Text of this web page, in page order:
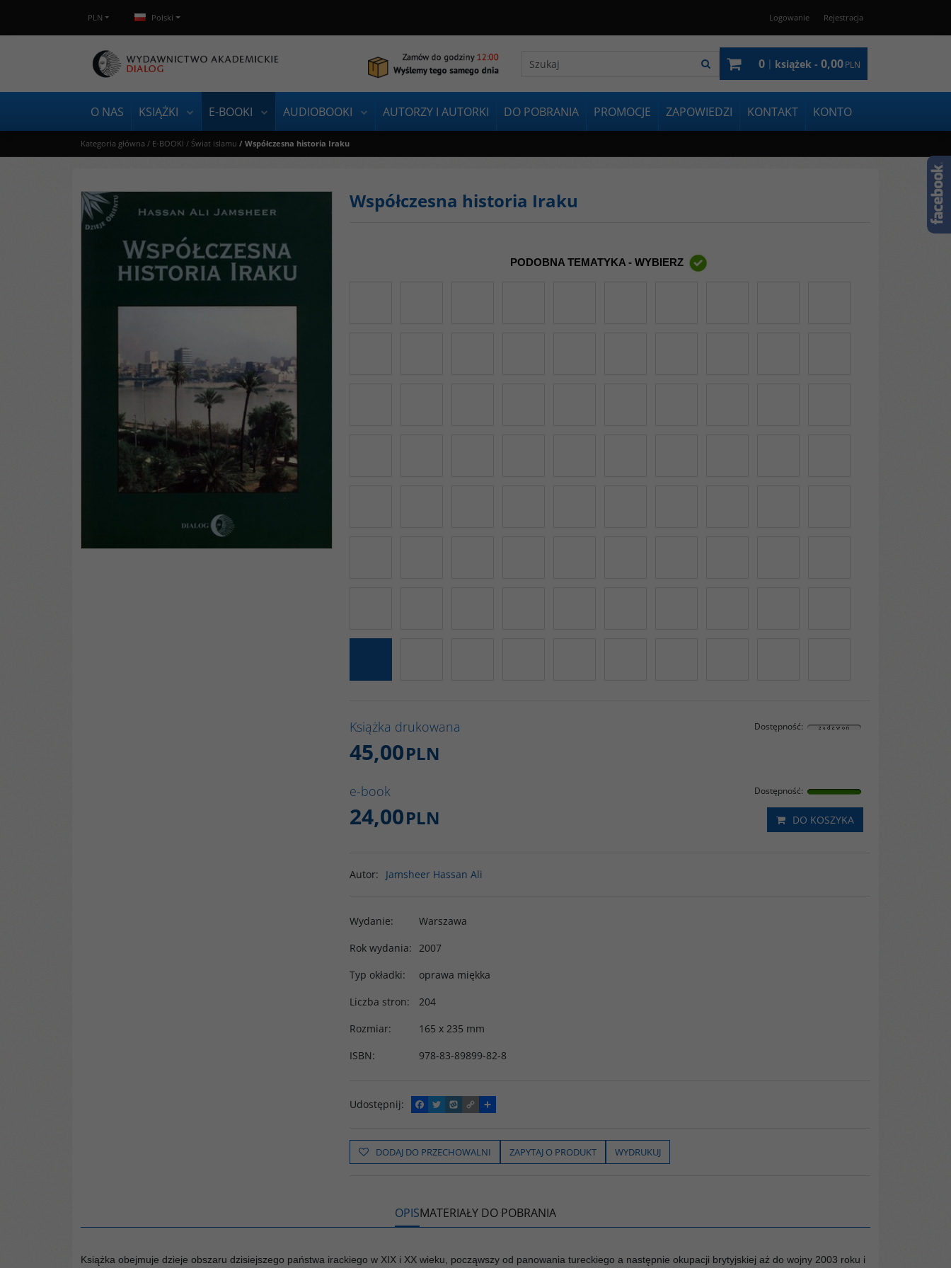
PLN Polski Logowanie Rejestracja
0 | książek - 0,00PLN
O NAS KSIĄŻKI E-BOOKI AUDIOBOOKI AUTORZY I AUTORKI DO POBRANIA PROMOCJE ZAPOWIEDZI KONTAKT KONTO
Kategoria główna / E-BOOKI / Świat islamu / Współczesna historia Iraku
Współczesna historia Iraku
PODOBNA TEMATYKA - WYBIERZ
Książka drukowana Dostępność:
45,00PLN
e-book Dostępność:
24,00PLN DO KOSZYKA
Autor: Jamsheer Hassan Ali
Wydanie:
Warszawa
Rok wydania: 2007
Typ okładki:
oprawa miękka
Liczba stron:
204
Rozmiar:
165 x 235 mm
ISBN: 978-83-89899-82-8
Udostępnij:
F
a
e
b
o
T
w
t
t
e
W
y
o
p
C
o
y
L
i
P
o
z
i
e
ę
DODAJ DO PRZECHOWALNI ZAPYTAJ O PRODUKT WYDRUKUJ
OPISMATERIAŁY DO POBRANIA
Książka obejmuje dzieje obszaru dzisiejszego państwa irackiego w XIX i XX wieku, począwszy od panowania tureckiego a następnie okupacji brytyjskiej aż do wojny 2003 roku i